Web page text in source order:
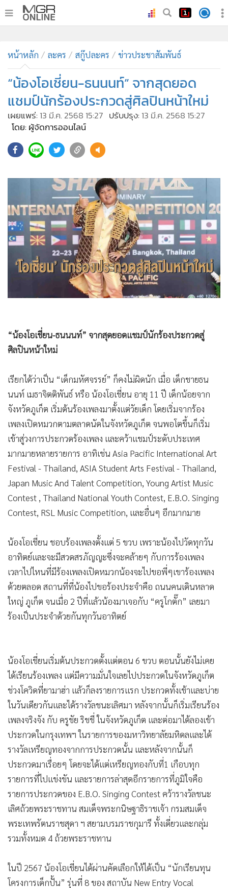
• ทันเหตุการณ์
• ภาคใต้
ภูมิภาค
• Online Section
• บันเทิง
ผู้จัดการรายวัน
• คอลัมนิสต์
• CbizReview
• ผู้จัดกวน
• Good health & Well-being
• Green Innovation & SD
Management & HR
MGR Live
กีฬา
• ต่างประเทศ
Special Scoop
เศรษฐกิจ-ธุรกิจ
•
จีน
ชุมชน-คุณภาพชีวิต
• อาชญากรรม
• Motoring
• เกม
• วิทยาศาสตร์
• SMEs
• หุ้น
• กองทุนรวม
• Celeb Online
• Factcheck
• ญี่ปุ่น
• News1
หน้าหลัก ละคร สกู๊ปละคร ข่าวประชาสัมพันธ์
“น้องโอเชี่ยน-ธนนนท์” จากสุดยอด
แชมป์นักร้องประกวดสู่ศิลปินหน้าใหม่
เผยแพร่: 13 มี.ค. 2568 15:27 ปรับปรุง: 13 มี.ค. 2568 15:27
โดย: ผู้จัดการออนไลน์
“น้องโอเชี่ยน-ธนนนท์” จากสุดยอดแชมป์นักร้องประกวดสู่
ศิลปินหน้าใหม่
เรียกได้ว่าเป็น “เด็กมหัศจรรย์” ก็คงไม่ผิดนัก เมื่อ เด็กชายธน
นนท์ เมธาจิตติพันธ์ หรือ น้องโอเชี่ยน อายุ 11 ปี เด็กน้อยจาก
จังหวัดภูเก็ต เริ่มต้นร้องเพลงมาตั้งแต่วัยเด็ก โดยเริ่มจากร้อง
เพลงเปิดหมวกตามตลาดนัดในจังหวัดภูเก็ต จนพอโตขึ้นก็เริ่ม
เข้าสู่วงการประกวดร้องเพลง และคว้าแชมป์ระดับประเทศ
มากมายหลายรายการ อาทิเช่น Asia Pacific International Art
Festival - Thailand, ASIA Student Arts Festival - Thailand,
Japan Music And Talent Competition, Young Artist Music
Contest , Thailand National Youth Contest, E.B.O. Singing
Contest, RSL Music Competition, และอื่นๆ อีกมากมาย
น้องโอเชี่ยน ชอบร้องเพลงตั้งแต่ 5 ขวบ เพราะน้องไปวัดทุกวัน
อาทิตย์และจะมีสวดสรภัญญะซึ่งจะคล้ายๆ กับการร้องเพลง
เวลาไปไหนที่มีร้องเพลงเปิดหมวกน้องจะไปขอพี่ๆเขาร้องเพลง
ด้วยตลอด สถานที่ที่น้องไปขอร้องประจำคือ ถนนคนเดินหลาด
ใหญ่ ภูเก็ต จนเมื่อ 2 ปีที่แล้วน้องมาเจอกับ “ครูโกตั๊ก” เลยมา
ร้องเป็นประจำด้วยกันทุกวันอาทิตย์
น้องโอเชี่ยนเริ่มต้นประกวดตั้งแต่ตอน 6 ขวบ ตอนนั้นยังไม่เคย
ได้เรียนร้องเพลง แต่มีความมั่นใจเลยไปประกวดในจังหวัดภูเก็ต
ช่วงโควิดที่ยามาฮ่า แล้วก็ลงรายการแรก ประกวดทั้งเช้าและบ่าย
ในวันเดียวกันและได้รางวัลชนะเลิศมา หลังจากนั้นก็เริ่มเรียนร้อง
เพลงจริงจัง กับ ครูชัย ริชชี่ ในจังหวัดภูเก็ต และต่อมาได้ลองเข้า
ประกวดในกรุงเทพฯ ในรายการของมหาวิทยาลัยมหิดลและได้
รางวัลเหรียญทองจากการประกวดนั้น และหลังจากนั้นก็
ประกวดมาเรื่อยๆ โดยจะได้แต่เหรียญทองกับที่1 เกือบทุก
รายการที่ไปแข่งขัน และรายการล่าสุดอีกรายการที่ภูมิใจคือ
รายการประกวดของ E.B.O. Singing Contest คว้ารางวัลชนะ
เลิศถ้วยพระราชทาน สมเด็จพระกนิษฐาธิราชเจ้า กรมสมเด็จ
พระเทพรัตนราชสุดา ฯ สยามบรมราชกุมารี ทั้งเดี่ยวและกลุ่ม
รวมทั้งหมด 4 ถ้วยพระราชทาน
ในปี 2567 น้องโอเชี่ยนได้ผ่านคัดเลือกให้ได้เป็น “นักเรียนทุน
โครงการเด็กปั้น” รุ่นที่ 8 ของ สถาบัน New Entry Vocal